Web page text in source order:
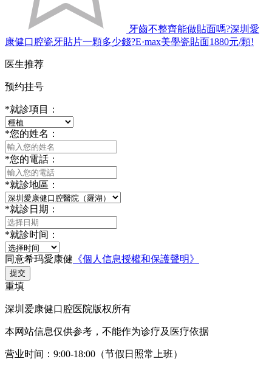
牙齒不整齊能做貼面嗎?深圳愛
康健口腔瓷牙貼片一顆多少錢?E·max美學瓷貼面1880元/顆!
医生推荐
预约挂号
*就診項目：
*您的姓名：
*您的電話：
*就診地區：
*就診日期：
*就診时间：
同意希玛愛康健 《個人信息授權和保護聲明》
提交
重填
深圳爱康健口腔医院版权所有
本网站信息仅供参考，不能作为诊疗及医疗依据
营业时间：9:00-18:00（节假日照常上班）